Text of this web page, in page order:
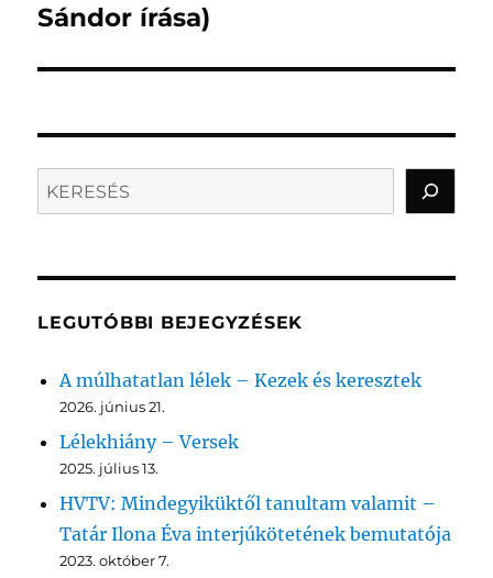
Sándor írása)
Search
LEGUTÓBBI BEJEGYZÉSEK
A múlhatatlan lélek – Kezek és keresztek
2026. június 21.
Lélekhiány – Versek
2025. július 13.
HVTV: Mindegyiküktől tanultam valamit –
Tatár Ilona Éva interjúkötetének bemutatója
2023. október 7.